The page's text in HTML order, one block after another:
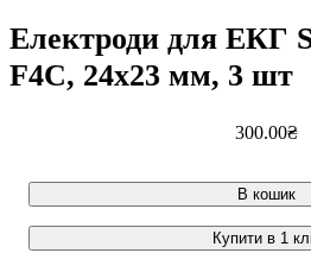
Електроди для ЕКГ
F4C, 24х23 мм, 3 шт
300.00₴
В кошик
Купити в 1